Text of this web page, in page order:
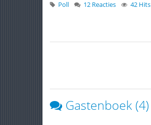
Poll 12 Reacties 42 Hits
Gastenboek (4)